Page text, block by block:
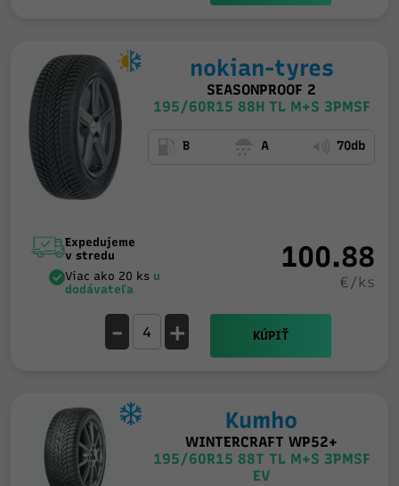
nokian-tyres
SEASONPROOF 2
195/60R15 88H TL M+S 3PMSF
B A 70db
Expedujeme
v stredu
Viac ako 20 ks u
dodávateľa
100.88
€/ks
- + KÚPIŤ
Kumho
WINTERCRAFT WP52+
195/60R15 88T TL M+S 3PMSF
EV